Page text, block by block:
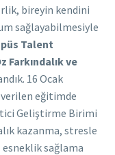
bireyin kendini
sağlayabilmesiyle
Talent
Farkındalık ve
16 Ocak
eğitimde
Geliştirme Birimi
kazanma, stresle
esneklik sağlama